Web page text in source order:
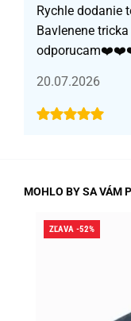
Rychle dodanie
Bavlenene
20.07.2026
MOHLO BY SA VÁM
ZĽAVA -52%